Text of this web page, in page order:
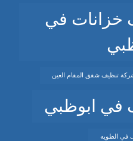
خزانات في
تنظيف شقق المقام العين
في ابوظبي
في الطويه